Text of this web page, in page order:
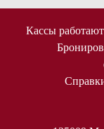
Кассы